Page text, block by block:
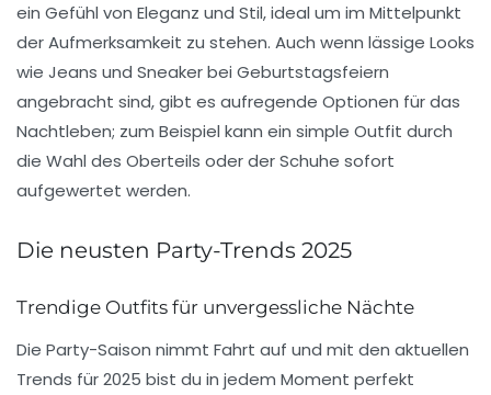
ein Gefühl von Eleganz und Stil, ideal um im Mittelpunkt
der Aufmerksamkeit zu stehen. Auch wenn lässige Looks
wie Jeans und Sneaker bei Geburtstagsfeiern
angebracht sind, gibt es aufregende Optionen für das
Nachtleben; zum Beispiel kann ein simple Outfit durch
die Wahl des Oberteils oder der Schuhe sofort
aufgewertet werden.
Die neusten Party-Trends 2025
Trendige Outfits für unvergessliche Nächte
Die Party-Saison nimmt Fahrt auf und mit den aktuellen
Trends für 2025 bist du in jedem Moment perfekt